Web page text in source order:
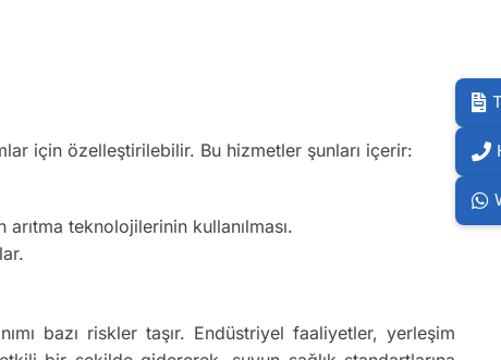
için özelleştirilebilir. Bu hizmetler şunları içerir:
teknolojilerinin kullanılması.
bazı riskler taşır. Endüstriyel faaliyetler, yerleşim